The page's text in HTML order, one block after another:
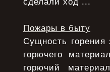
Пожары в быту
Сущность горения
горючего
горючий